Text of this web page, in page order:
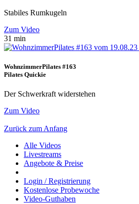
Stabiles Rumkugeln
Zum Video
31 min
WohnzimmerPilates #163
Pilates Quickie
Der Schwerkraft widerstehen
Zum Video
Zurück zum Anfang
Alle Videos
Livestreams
Angebote & Preise
Login / Registrierung
Kostenlose Probewoche
Video-Guthaben